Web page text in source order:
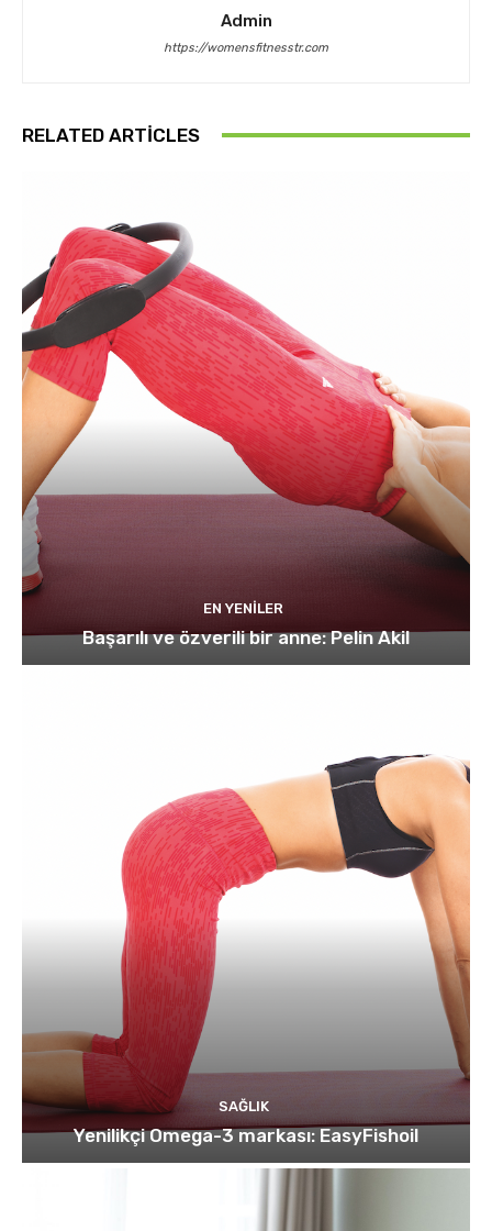
Admin
https://womensfitnesstr.com
RELATED ARTICLES
EN YENILER
Başarılı ve özverili bir anne: Pelin Akil
SAĞLIK
Yenilikçi Omega-3 markası: EasyFishoil